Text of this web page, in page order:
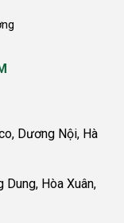
Dương Nội, Hà
Hòa Xuân,